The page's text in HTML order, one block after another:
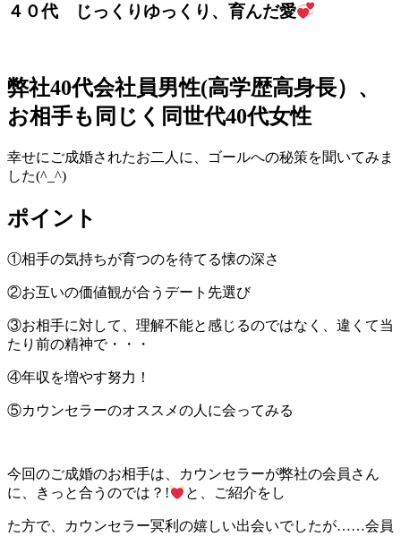
４０代 じっくりゆっくり、育んだ愛
弊社40代会社員男性(高学歴高身長）、
お相手も同じく同世代40代女性
幸せにご成婚されたお二人に、ゴールへの秘策を聞いてみま
した(^_^)
ポイント
①相手の気持ちが育つのを待てる懐の深さ
②お互いの価値観が合うデート先選び
③お相手に対して、理解不能と感じるのではなく、違くて当
たり前の精神で・・・
④年収を増やす努力！
⑤カウンセラーのオススメの人に会ってみる
今回のご成婚のお相手は、カウンセラーが弊社の会員さん
に、きっと合うのでは？!
と、ご紹介をし
た方で、カウンセラー冥利の嬉しい出会いでしたが……会員